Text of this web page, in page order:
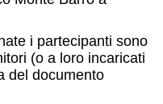
i partecipanti sono
(o a loro incaricati
del documento